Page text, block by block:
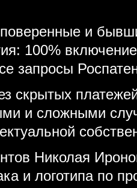
и
100%
запросы
скрытых
и сложными
Николая
и логотипа по